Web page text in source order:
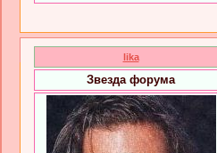
lika
Звезда форума